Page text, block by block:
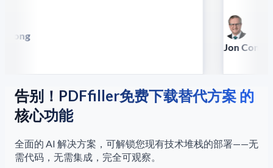
Jon Conradt
告别！PDFfiller免费下载替代方案 的
核心功能
全面的 AI 解决方案，可解锁您现有技术堆栈的部署——无
需代码，无需集成，完全可观察。